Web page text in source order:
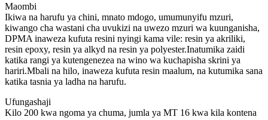
Maombi
Ikiwa na harufu ya chini, mnato mdogo, umumunyifu mzuri,
kiwango cha wastani cha uvukizi na uwezo mzuri wa kuunganisha,
DPMA inaweza kufuta resini nyingi kama vile: resin ya akriliki,
resin epoxy, resin ya alkyd na resin ya polyester.Inatumika zaidi
katika rangi ya kutengenezea na wino wa kuchapisha skrini ya
hariri.Mbali na hilo, inaweza kufuta resin maalum, na kutumika sana
katika tasnia ya ladha na harufu.
Ufungashaji
Kilo 200 kwa ngoma ya chuma, jumla ya MT 16 kwa kila kontena